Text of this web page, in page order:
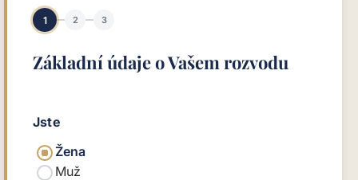
1 2 3
Základní údaje o Vašem rozvodu
Jste
Žena
Muž